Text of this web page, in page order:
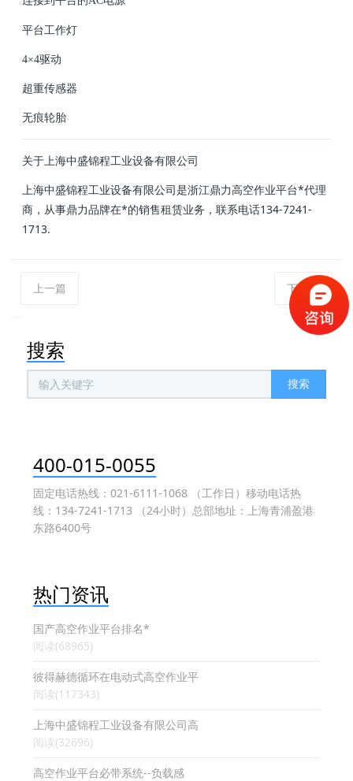
平台工作灯
4×4驱动
超重传感器
无痕轮胎
关于上海中盛锦程工业设备有限公司
上海中盛锦程工业设备有限公司是浙江鼎力高空作业平台*代理
商，从事鼎力品牌在*的销售租赁业务，联系电话134-7241-
1713.
上一篇 下一篇
搜索
搜索
400-015-0055
固定电话热线：021-6111-1068 （工作日）移动电话热
线：134-7241-1713 （24小时）总部地址：上海青浦盈港
东路6400号
热门资讯
国产高空作业平台排名*
阅读(68965)
彼得赫德循环在电动式高空作业平
阅读(117343)
上海中盛锦程工业设备有限公司高
阅读(32696)
高空作业平台必带系统--负载感